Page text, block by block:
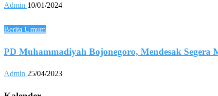
Admin 10/01/2024
Berita Umum
PD Muhammadiyah Bojonegoro, Mendesak
Admin 25/04/2023